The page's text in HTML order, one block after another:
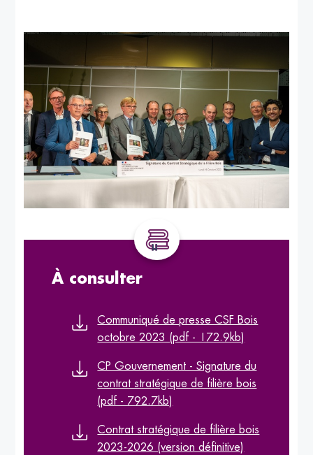
À consulter
Communiqué de presse CSF Bois
octobre 2023 (pdf - 172.9kb)
CP Gouvernement - Signature du
contrat stratégique de filière bois
(pdf - 792.7kb)
Contrat stratégique de filière bois
2023-2026 (version définitive)